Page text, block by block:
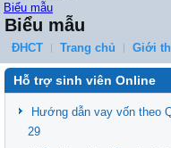
Biểu mẫu
Biểu mẫu
ĐHCT Trang chủ Giới
Hỗ trợ sinh viên Online
Hướng dẫn vay vốn theo
29